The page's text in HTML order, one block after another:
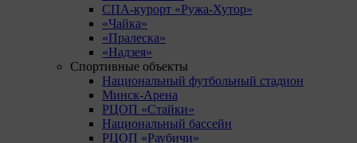
СПА-курорт «Ружа-Хутор»
«Чайка»
«Пралеска»
«Надзея»
Спортивные объекты
Национальный футбольный стадион
Минск-Арена
РЦОП «Стайки»
Национальный бассейн
РЦОП «Раубичи»